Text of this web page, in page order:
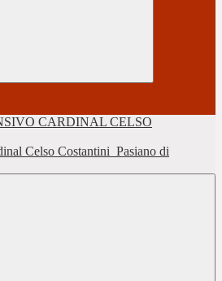
Celso Costantini Pasiano di